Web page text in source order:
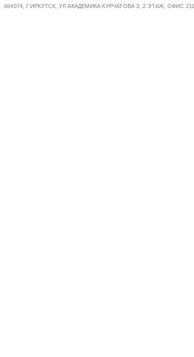
Перейти
664074, Г.ИРКУТСК, УЛ.АКАДЕМИКА КУРЧАТОВА 3, 2 ЭТАЖ, ОФИС 211